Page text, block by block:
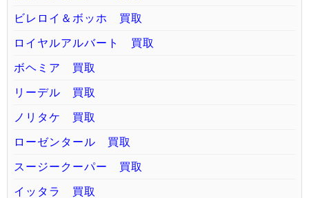
ビレロイ＆ボッホ 買取
ロイヤルアルバート 買取
ボヘミア 買取
リーデル 買取
ノリタケ 買取
ローゼンタール 買取
スージークーパー 買取
イッタラ 買取